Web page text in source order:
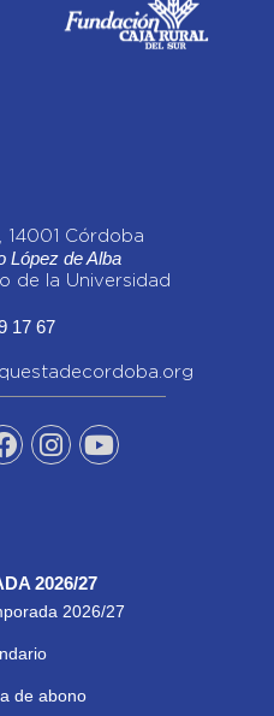
14001 Córdoba
López de Alba
de la Universidad
17 67
2026/27
2026/27
de abono